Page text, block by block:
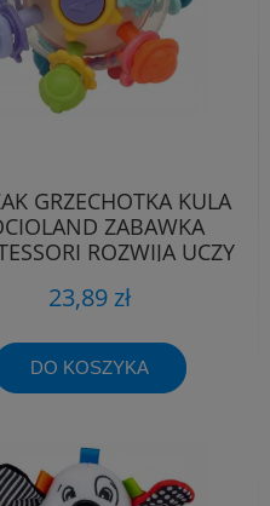
GRZECHOTKA KULA
ZABAWKA
ROZWIJA UCZY
23,89 zł
DO KOSZYKA